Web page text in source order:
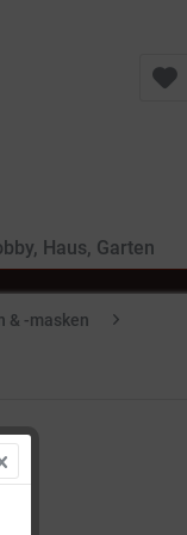
Haus, Garten
& -masken